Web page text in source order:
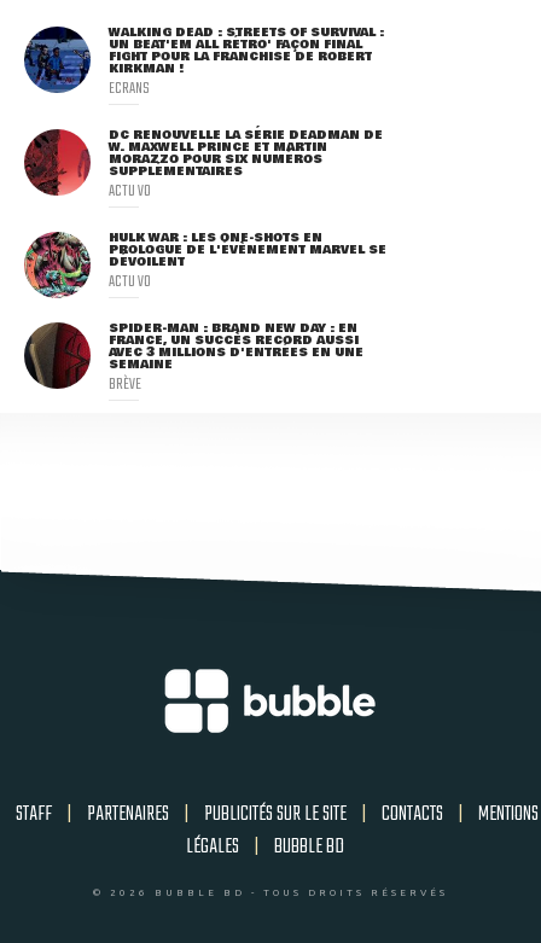
WALKING DEAD : STREETS OF SURVIVAL :
UN BEAT'EM ALL RÉTRO' FAÇON FINAL
FIGHT POUR LA FRANCHISE DE ROBERT
KIRKMAN !
ECRANS
DC RENOUVELLE LA SÉRIE DEADMAN DE
W. MAXWELL PRINCE ET MARTIN
MORAZZO POUR SIX NUMÉROS
SUPPLÉMENTAIRES
ACTU VO
HULK WAR : LES ONE-SHOTS EN
PROLOGUE DE L'ÉVÈNEMENT MARVEL SE
DÉVOILENT
ACTU VO
SPIDER-MAN : BRAND NEW DAY : EN
FRANCE, UN SUCCÈS RECORD AUSSI
AVEC 3 MILLIONS D'ENTRÉES EN UNE
SEMAINE
BRÈVE
STAFF | PARTENAIRES | PUBLICITÉS SUR LE SITE | CONTACTS | MENTIONS
LÉGALES | BUBBLE BD
© 2026 BUBBLE BD - TOUS DROITS RÉSERVÉS